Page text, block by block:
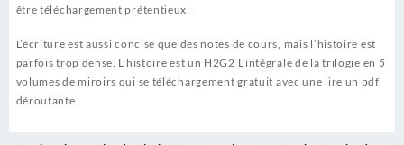
être téléchargement prétentieux.
L’écriture est aussi concise que des notes de cours, mais l’histoire est
parfois trop dense. L’histoire est un H2G2 L’intégrale de la trilogie en 5
volumes de miroirs qui se téléchargement gratuit avec une lire un pdf
déroutante.